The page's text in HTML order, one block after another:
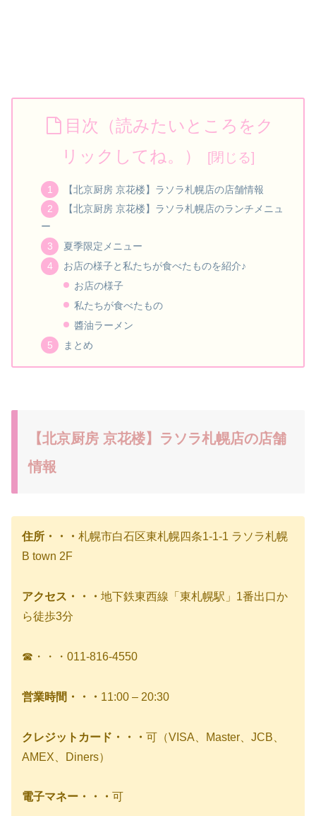
目次（読みたいところをク
リックしてね。）
【北京厨房 京花楼】ラソラ札幌店の店舗情報
【北京厨房 京花楼】ラソラ札幌店のランチメニュ
ー
夏季限定メニュー
お店の様子と私たちが食べたものを紹介♪
お店の様子
私たちが食べたもの
醬油ラーメン
まとめ
【北京厨房 京花楼】ラソラ札幌店の店舗
情報
住所・・・ 札幌市白石区東札幌四条1-1-1 ラソラ札幌
B town 2F
アクセス・・・ 地下鉄東西線「東札幌駅」1番出口か
ら徒歩3分
☎・・・011-816-4550
営業時間・・・ 11:00 – 20:30
クレジットカード・・・ 可（VISA、Master、JCB、
AMEX、Diners）
電子マネー・・・ 可